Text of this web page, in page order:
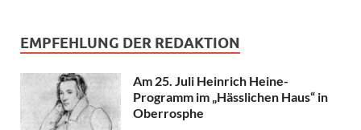
EMPFEHLUNG DER REDAKTION
Am 25. Juli Heinrich Heine-
Programm im „Hässlichen Haus“ in
Oberrosphe